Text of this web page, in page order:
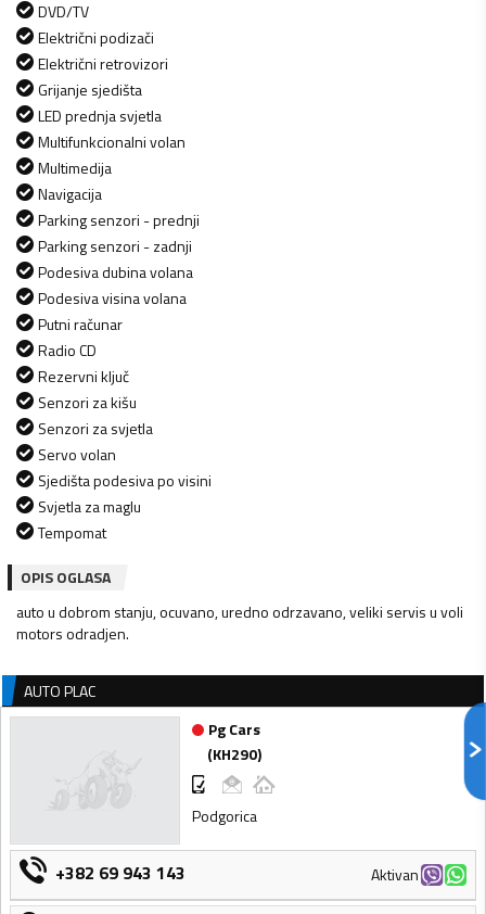
DVD/TV
Električni podizači
Električni retrovizori
Grijanje sjedišta
LED prednja svjetla
Multifunkcionalni volan
Multimedija
Navigacija
Parking senzori - prednji
Parking senzori - zadnji
Podesiva dubina volana
Podesiva visina volana
Putni računar
Radio CD
Rezervni ključ
Senzori za kišu
Senzori za svjetla
Servo volan
Sjedišta podesiva po visini
Svjetla za maglu
Tempomat
OPIS OGLASA
auto u dobrom stanju, ocuvano, uredno odrzavano, veliki servis u voli
motors odradjen.
AUTO PLAC
Pg Cars
(KH290)
Podgorica
+382 69 943 143
Aktivan